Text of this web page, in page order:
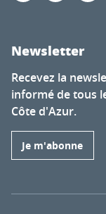
Newsletter
Recevez la
informé de tous
Côte d'Azur.
Je m'abonne